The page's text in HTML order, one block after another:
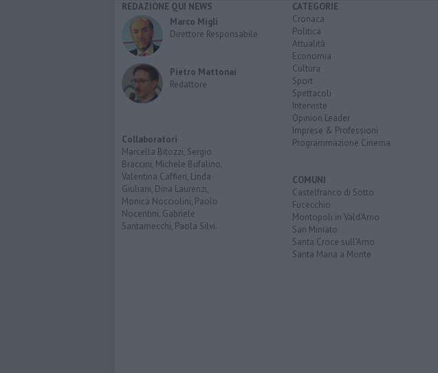
REDAZIONE QUI NEWS
Marco Migli
Direttore Responsabile
Pietro Mattonai
Redattore
Collaboratori
Marcella Bitozzi, Sergio
Braccini, Michele Bufalino,
Valentina Caffieri, Linda
Giuliani, Dina Laurenzi,
Monica Nocciolini, Paolo
Nocentini, Gabriele
Santarnecchi, Paola Silvi.
CATEGORIE
Cronaca
Politica
Attualità
Economia
Cultura
Sport
Spettacoli
Interviste
Opinion Leader
Imprese & Professioni
Programmazione Cinema
COMUNI
Castelfranco di Sotto
Fucecchio
Montopoli in Vald'Arno
San Miniato
Santa Croce sull'Arno
Santa Maria a Monte